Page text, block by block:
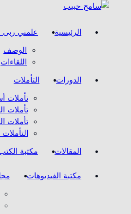
الرئيسية
علمني
الوصف
اللقاءات
الدورات
التأملات
تأملات
تأملات
تأملات
المقالات
مكتبة
مكتبة الفيديوهات